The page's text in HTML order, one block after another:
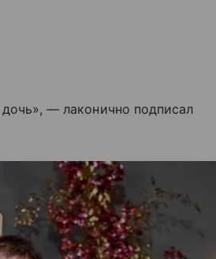
— лаконично подписал